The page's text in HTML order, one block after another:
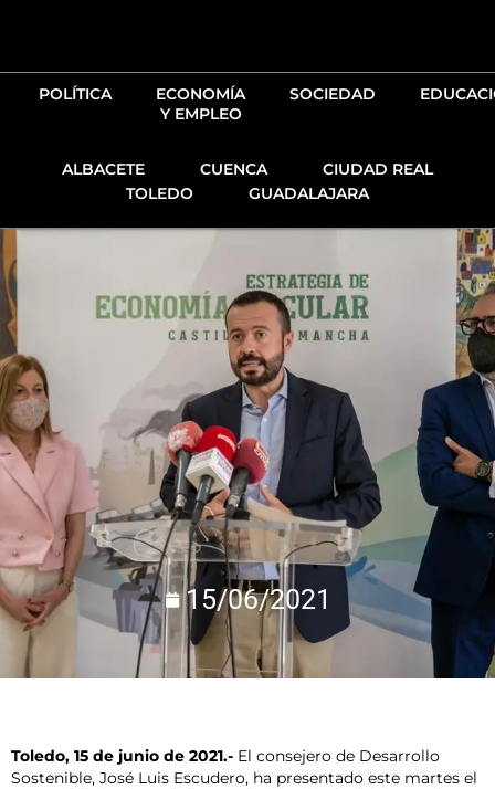
POLÍTICA
ECONOMÍA
Y EMPLEO
SOCIEDAD
ALBACETE CUENCA
CIUDAD REAL
TOLEDO
GUADALAJARA
15/06/2021
Toledo, 15 de junio de 2021.- El consejero de Desarrollo
Sostenible, José Luis Escudero, ha presentado este martes el